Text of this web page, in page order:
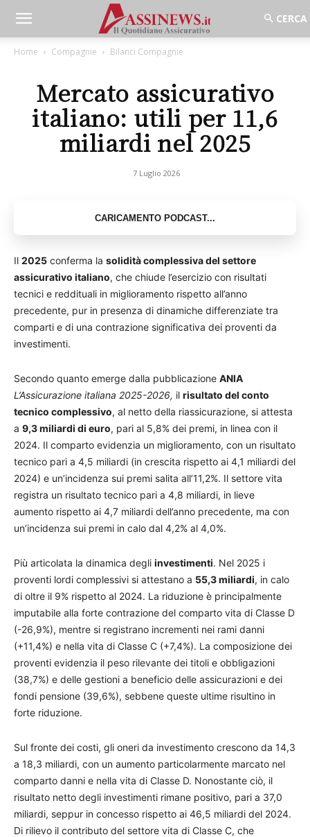
Home Compagnie Bilanci Compagnie
Mercato assicurativo
italiano: utili per 11,6
miliardi nel 2025
7 Luglio 2026
Il 2025 conferma la solidità complessiva del settore
assicurativo italiano, che chiude l’esercizio con risultati
tecnici e reddituali in miglioramento rispetto all’anno
precedente, pur in presenza di dinamiche differenziate tra
comparti e di una contrazione significativa dei proventi da
investimenti.
Secondo quanto emerge dalla pubblicazione ANIA
L’Assicurazione italiana 2025-2026, il risultato del conto
tecnico complessivo, al netto della riassicurazione, si attesta
a 9,3 miliardi di euro, pari al 5,8% dei premi, in linea con il
2024. Il comparto evidenzia un miglioramento, con un risultato
tecnico pari a 4,5 miliardi (in crescita rispetto ai 4,1 miliardi del
2024) e un’incidenza sui premi salita all’11,2%. Il settore vita
registra un risultato tecnico pari a 4,8 miliardi, in lieve
aumento rispetto ai 4,7 miliardi dell’anno precedente, ma con
un’incidenza sui premi in calo dal 4,2% al 4,0%.
Più articolata la dinamica degli investimenti. Nel 2025 i
proventi lordi complessivi si attestano a 55,3 miliardi, in calo
di oltre il 9% rispetto al 2024. La riduzione è principalmente
imputabile alla forte contrazione del comparto vita di Classe D
(-26,9%), mentre si registrano incrementi nei rami danni
(+11,4%) e nella vita di Classe C (+7,4%). La composizione dei
proventi evidenzia il peso rilevante dei titoli e obbligazioni
(38,7%) e delle gestioni a beneficio delle assicurazioni e dei
fondi pensione (39,6%), sebbene queste ultime risultino in
forte riduzione.
Sul fronte dei costi, gli oneri da investimento crescono da 14,3
a 18,3 miliardi, con un aumento particolarmente marcato nel
comparto danni e nella vita di Classe D. Nonostante ciò, il
risultato netto degli investimenti rimane positivo, pari a 37,0
miliardi, seppur in concesso rispetto ai 46,5 miliardi del 2024.
Di rilievo il contributo del settore vita di Classe C, che